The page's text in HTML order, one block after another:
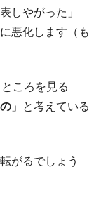
しやがった」
悪化します（も
ころを見る
」と考えている
がるでしょう